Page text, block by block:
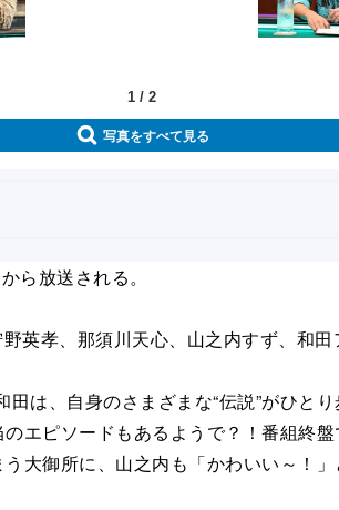
1 / 2
写真をすべて見る
ら放送される。
孝、那須川天心、山之内すず、和田
は、自身のさまざまな“伝説”がひと
エピソードもあるようで？！番組終
大御所に、山之内も「かわいい～！」